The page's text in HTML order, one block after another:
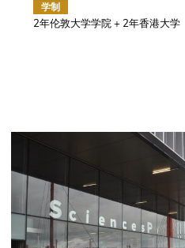
学制
2年伦敦大学学院 + 2年香港大学